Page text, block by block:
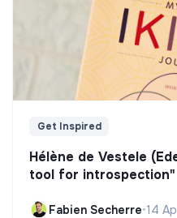
Get Inspired
Hélène de Vestele
tool for introspection"
Fabien Secherre•14